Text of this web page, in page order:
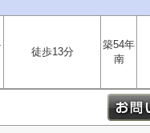
徒歩13分
築54年
南